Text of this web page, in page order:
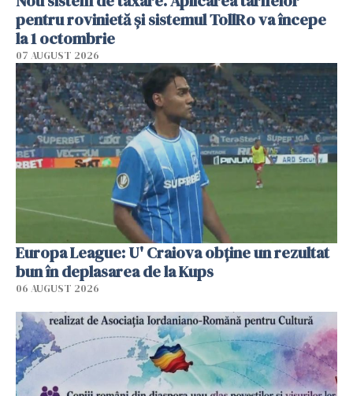
pentru rovinietă şi sistemul TollRo va începe
la 1 octombrie
07 AUGUST 2026
Europa League: U' Craiova obține un rezultat
bun în deplasarea de la Kups
06 AUGUST 2026